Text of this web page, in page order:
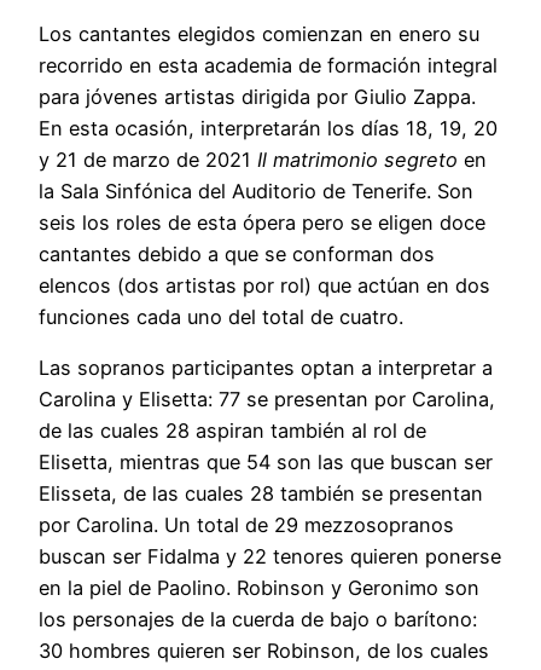
Los cantantes elegidos comienzan en enero su
recorrido en esta academia de formación integral
para jóvenes artistas dirigida por Giulio Zappa.
En esta ocasión, interpretarán los días 18, 19, 20
y 21 de marzo de 2021 Il matrimonio segreto en
la Sala Sinfónica del Auditorio de Tenerife. Son
seis los roles de esta ópera pero se eligen doce
cantantes debido a que se conforman dos
elencos (dos artistas por rol) que actúan en dos
funciones cada uno del total de cuatro.
Las sopranos participantes optan a interpretar a
Carolina y Elisetta: 77 se presentan por Carolina,
de las cuales 28 aspiran también al rol de
Elisetta, mientras que 54 son las que buscan ser
Elisseta, de las cuales 28 también se presentan
por Carolina. Un total de 29 mezzosopranos
buscan ser Fidalma y 22 tenores quieren ponerse
en la piel de Paolino. Robinson y Geronimo son
los personajes de la cuerda de bajo o barítono:
30 hombres quieren ser Robinson, de los cuales